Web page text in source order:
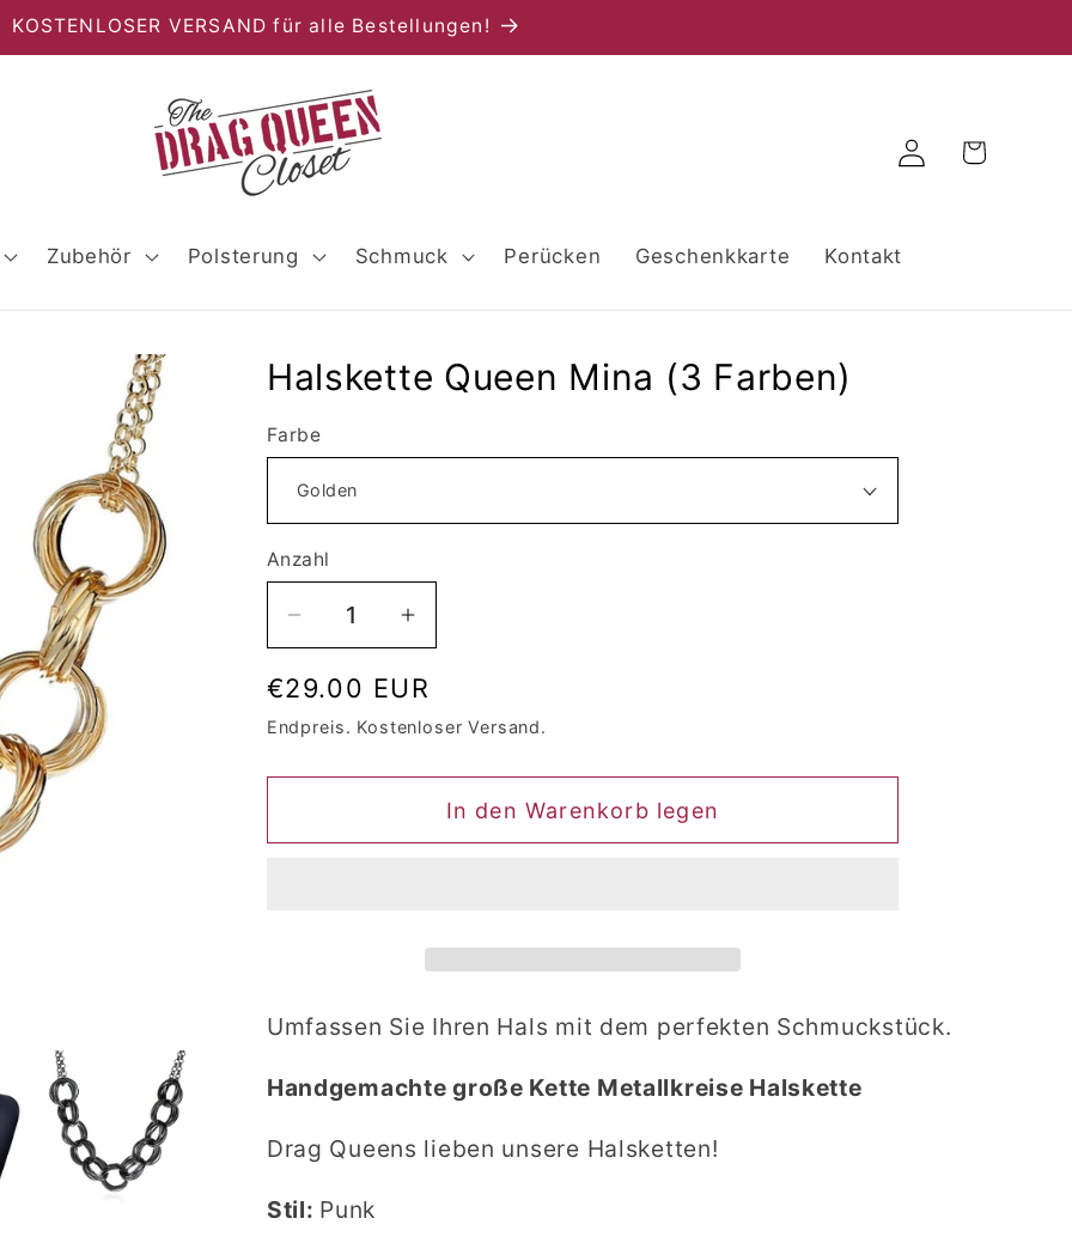
KOSTENLOSER VERSAND für alle Bestellungen!
Zubehör Polsterung Schmuck Perücken Geschenkkarte Kontakt
EinloggenWarenkorb
Halskette Queen Mina (3 Farben)
Farbe
Anzahl
Anzahl
Verringere
Menge
für
Queen
(3
Erhöhe
Menge
für
Queen
Mina
(3
Normaler
Preis
€29.00 EUR
Endpreis. Kostenloser Versand.
In den Warenkorb legen
Umfassen Sie Ihren Hals mit dem perfekten Schmuckstück.
Handgemachte große Kette Metallkreise Halskette
Drag Queens lieben unsere Halsketten!
Stil: Punk